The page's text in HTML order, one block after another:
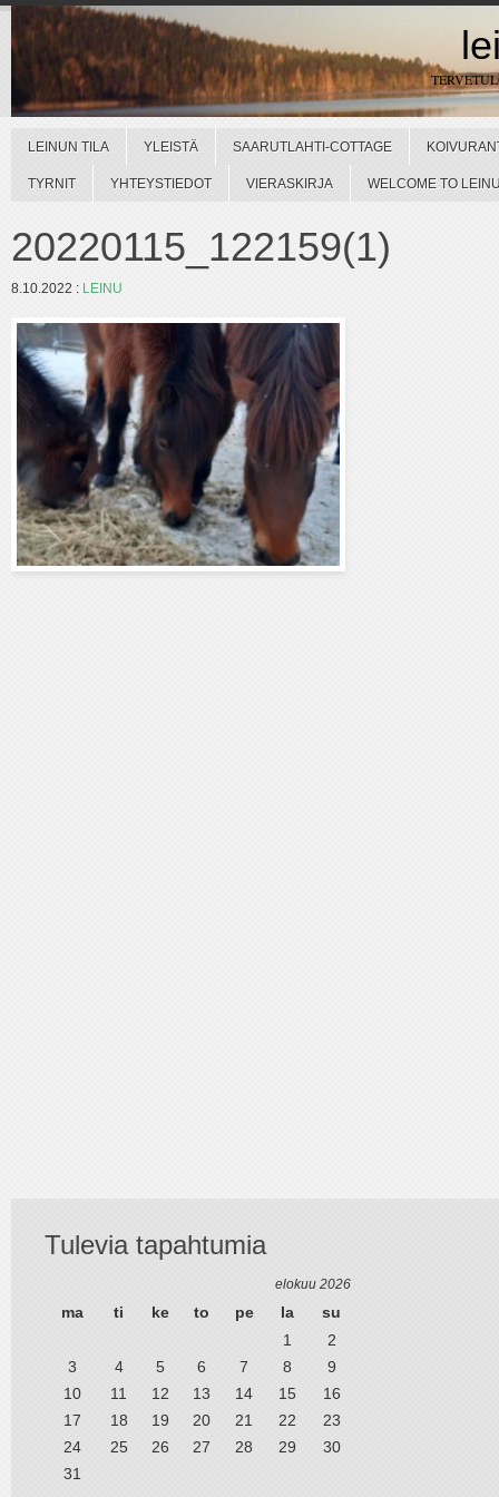
LEINUN TILA YLEISTÄ SAARUTLAHTI-COTTAGE
TYRNIT YHTEYSTIEDOT VIERASKIRJA WELCOME TO
20220115_122159(1)
8.10.2022 : LEINU
Tulevia tapahtumia
elokuu 2026
ma ti ke to pe la
su
1
2
3
4 5 6 7 8
9
10
11 12 13 14 15
16
17
18 19 20 21 22
23
24
25 26 27 28 29
30
31